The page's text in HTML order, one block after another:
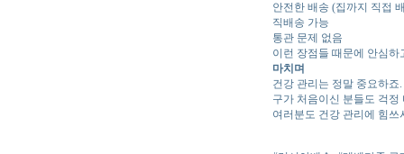
안전한 배송 (집까지 직접
직배송 가능
통관 문제 없음
이런 장점들 때문에 안심
마치며
건강 관리는 정말 중요하
구가 처음이신 분들도 걱
여러분도 건강 관리에 힘